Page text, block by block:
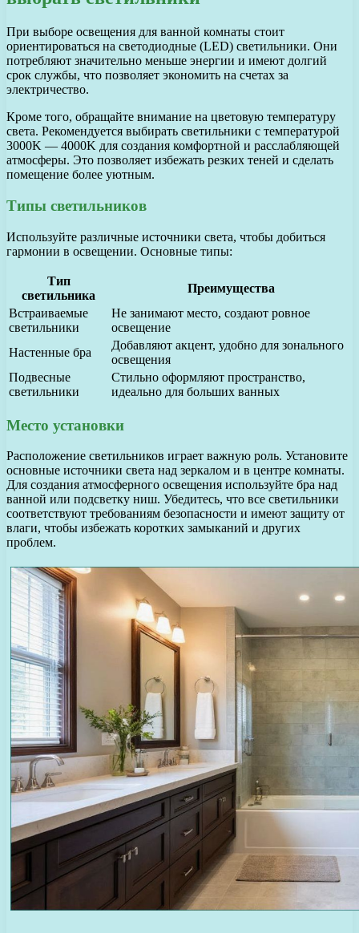
При выборе освещения для ванной комнаты стоит
ориентироваться на светодиодные (LED) светильники. Они
потребляют значительно меньше энергии и имеют долгий
срок службы, что позволяет экономить на счетах за
электричество.
Кроме того, обращайте внимание на цветовую температуру
света. Рекомендуется выбирать светильники с температурой
3000K — 4000K для создания комфортной и расслабляющей
атмосферы. Это позволяет избежать резких теней и сделать
помещение более уютным.
Типы светильников
Используйте различные источники света, чтобы добиться
гармонии в освещении. Основные типы:
Тип
светильника
Преимущества
Встраиваемые
светильники
Не занимают место, создают ровное
освещение
Настенные бра
Добавляют акцент, удобно для зонального
освещения
Подвесные
светильники
Стильно оформляют пространство,
идеально для больших ванных
Место установки
Расположение светильников играет важную роль. Установите
основные источники света над зеркалом и в центре комнаты.
Для создания атмосферного освещения используйте бра над
ванной или подсветку ниш. Убедитесь, что все светильники
соответствуют требованиям безопасности и имеют защиту от
влаги, чтобы избежать коротких замыканий и других
проблем.